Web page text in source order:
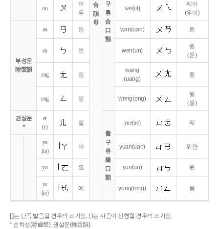
合
韻
母
구
류
合
口
類
ou
어
우
wei(ui)
웨이
(우이)
부성운
附聲韻
an 안 wan(uan) 완
en 언 wen(un)
원
(운)
ang 앙
wang
(uang)
왕
eng 엉 weng(ong)
웡
(웅)
권설운
*
er
(r)
얼
촬
구
류
撮
口
類
yue(ue) 웨
ya
(ia)
야 yuan(uan) 위안
yo 요 yun(un) 윈
ye
(ie)
예 yong(iong) 융
[ ]는 단독 발음될 경우의 표기임. ( )는 자음이 선행할 경우의 표기임.
* 순치성(脣齒聲), 권설운(捲舌韻).